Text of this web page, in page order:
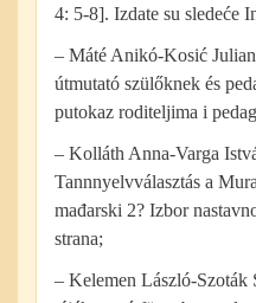
4: 5-8]. Izdate su sledeće
– Máté Anikó-Kosić
útmutató szülőknek és
putokaz roditeljima i
– Kolláth Anna-Varga
Tannnyelvválasztás a
mađarski 2? Izbor
strana;
– Kelemen László-Szoták